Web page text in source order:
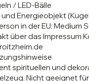
/ LED-Bälle
Energieobjekt
in der EU: Medium
über das Impressum
spirituellen und
Nicht geeignet